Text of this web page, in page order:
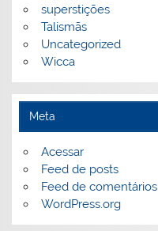
superstições
Talismãs
Uncategorized
Wicca
Meta
Acessar
Feed de posts
Feed de comentários
WordPress.org